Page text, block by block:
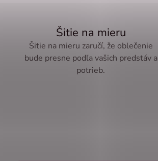
Šitie na mieru
Šitie na mieru zaručí, že oblečenie
bude presne podľa vašich predstáv a
potrieb.